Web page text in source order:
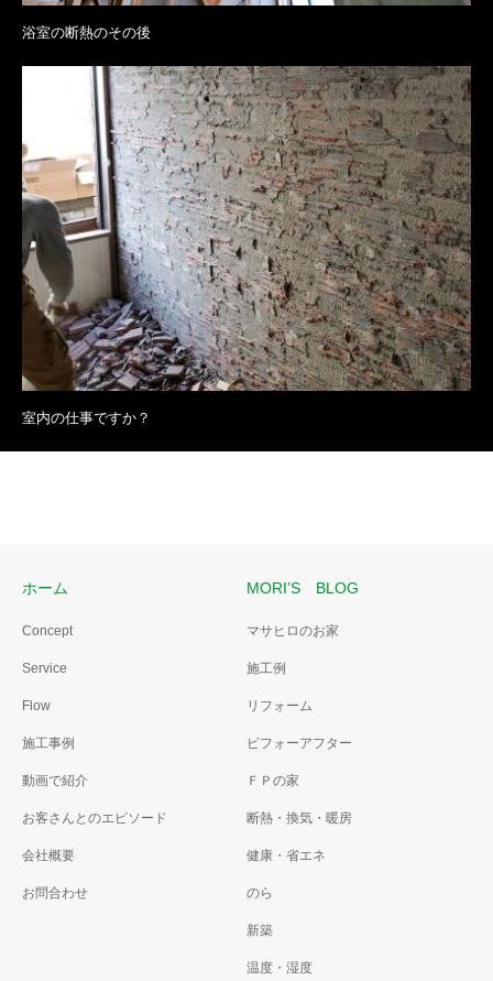
浴室の断熱のその後
室内の仕事ですか？
ホーム
Concept
Service
Flow
施工事例
動画で紹介
お客さんとのエピソード
会社概要
お問合わせ
MORI’S BLOG
マサヒロのお家
施工例
リフォーム
ビフォーアフター
ＦＰの家
断熱・換気・暖房
健康・省エネ
のら
新築
温度・湿度